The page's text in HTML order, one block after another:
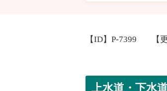
【ID】 P-7399 【
上水道・下水道